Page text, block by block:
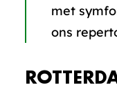
met
ons